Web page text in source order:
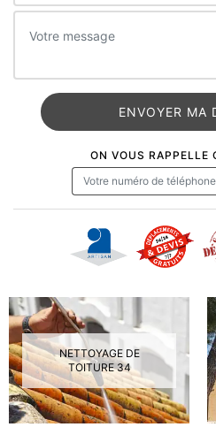
ON VOUS RAPPELLE
NETTOYAGE DE
TOITURE 34